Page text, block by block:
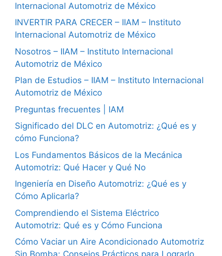
Internacional Automotriz de México
INVERTIR PARA CRECER – IIAM – Instituto
Internacional Automotriz de México
Nosotros – IIAM – Instituto Internacional
Automotriz de México
Plan de Estudios – IIAM – Instituto Internacional
Automotriz de México
Preguntas frecuentes | IAM
Significado del DLC en Automotriz: ¿Qué es y
cómo Funciona?
Los Fundamentos Básicos de la Mecánica
Automotriz: Qué Hacer y Qué No
Ingeniería en Diseño Automotriz: ¿Qué es y
Cómo Aplicarla?
Comprendiendo el Sistema Eléctrico
Automotriz: Qué es y Cómo Funciona
Cómo Vaciar un Aire Acondicionado Automotriz